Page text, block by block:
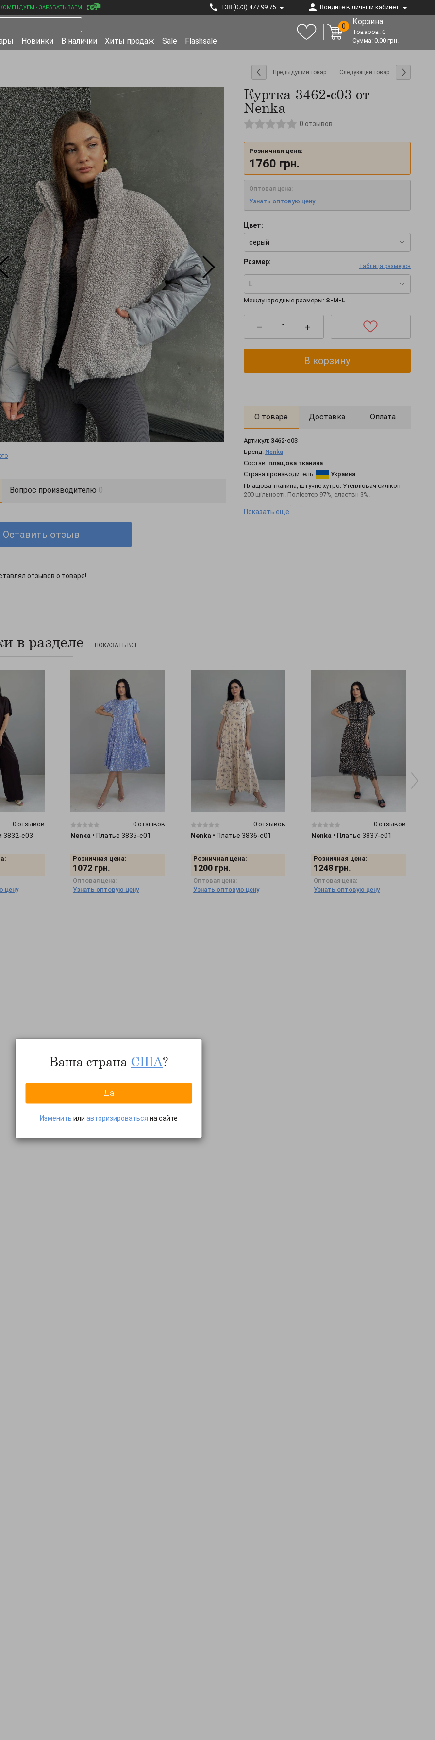
- ЗАРАБАТЫВАЕМ +38 (073) 477 99 75 Войдите в личный кабинет
Новинки В наличии Хиты продаж Sale Flashsale
0 Корзина
Товаров: 0
Сумма: 0.00 грн.
Предыдущий товар Следующий товар
Куртка 3462-c03 от
Nenka
0 отзывов
Розничная цена:
1760 грн.
Оптовая цена:
Узнать оптовую цену
Цвет:
серый
Размер:
Таблица размеров
L
Международные размеры: S-M-L
– +
В корзину
О товаре Доставка Оплата
Артикул: 3462-c03
Бренд: Nenka
Состав: плащова тканина
Страна производитель:
Украина
Плащова тканина, штучне хутро. Утеплювач силікон
200 щільності. Поліестер 97%, еластвн 3%.
Довжина виробу 60 см
Показать еще
Вопрос производителю 0
Оставить отзыв
отзывов о товаре!
в разделе ПОКАЗАТЬ ВСЕ...
0 отзывов
3832-c03
цену
0 отзывов
Nenka • Платье 3835-c01
Розничная цена:
1072 грн.
Оптовая цена:
Узнать оптовую цену
0 отзывов
Nenka • Платье 3836-c01
Розничная цена:
1200 грн.
Оптовая цена:
Узнать оптовую цену
0 отзывов
Nenka • Платье 3837-c01
Розничная цена:
1248 грн.
Оптовая цена:
Узнать оптовую цену
Ваша страна США?
Да
Изменить или авторизироваться на сайте